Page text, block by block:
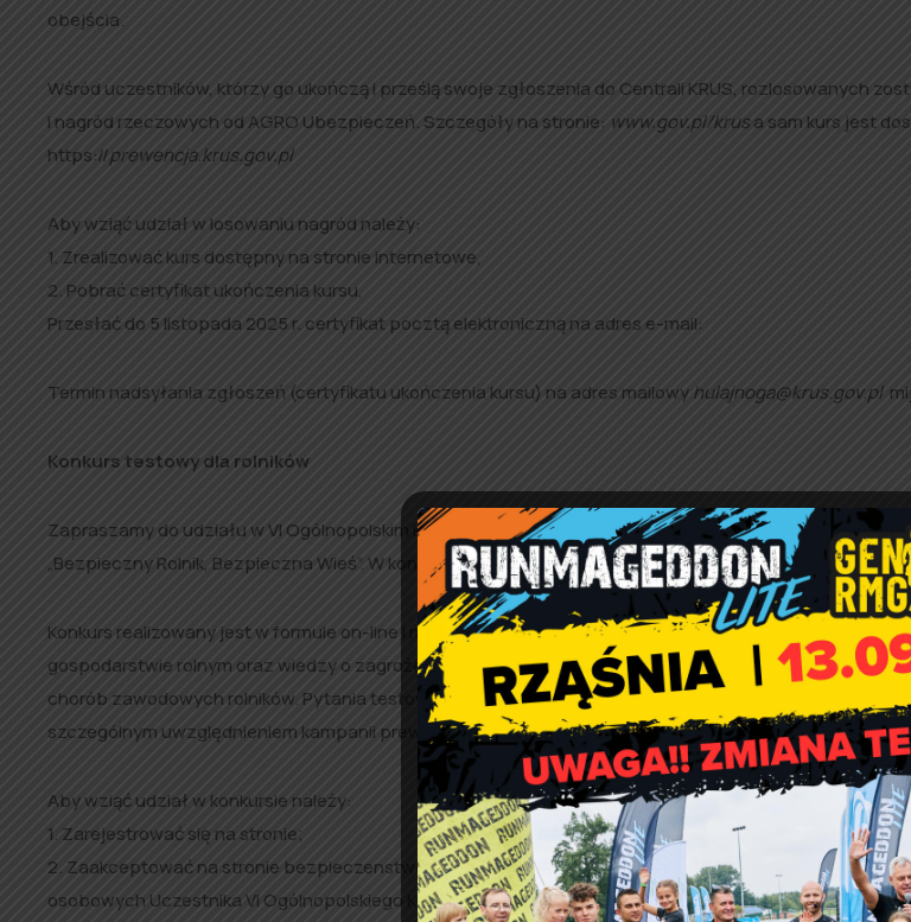
obejścia.
Wśród uczestników, którzy go ukończą i prześlą swoje zgłoszenia do Centrali KRUS, rozlosowanych
i nagród rzeczowych od AGRO Ubezpieczeń. Szczegóły na stronie: www.gov.pl/krusa sam kurs jest
https://prewencja.krus.gov.pl
Aby wziąć udział w losowaniu nagród należy:
1. Zrealizować kurs dostępny na stronie internetowe,
2. Pobrać certyfikat ukończenia kursu,
Przesłać do 5 listopada 2025 r. certyfikat pocztą elektroniczną na adres e-mail:
Termin nadsyłania zgłoszeń (certyfikatu ukończenia kursu) na adres mailowyhulajnoga@krus.gov.pl
Konkurs testowy dla rolników
Zapraszamy do udziału w VI Ogólnopolskim Konkursie Testowym z Zakresu Bezpiecznej Pracy w
„Bezpieczny Rolnik, Bezpieczna Wieś”. W konkursie mogą wziąć udział osoby podlegające
Konkurs realizowany jest w formule on-line i ma na celu upowszechnianie wśród rolników Zasad
gospodarstwie rolnym oraz wiedzy o zagrożeniach wypadkowych, a w konsekwencji ograniczenie
chorób zawodowych rolników. Pytania testowe obejmują zakres tematyczny projektu Bezpieczny
szczególnym uwzględnieniem kampanii prewencyjnej KRUS Dobrostan Rolnika.
Aby wziąć udział w konkursie należy:
1. Zarejestrować się na stronie;
2. Zaakceptować na stronie bezpieczenstwo.krus.gov.pl Regulamin Konkursu oraz Klauzulę
osobowych Uczestnika VI Ogólnopolskiego Konkursu Testowego z Zakresu Bezpiecznej Pracy w